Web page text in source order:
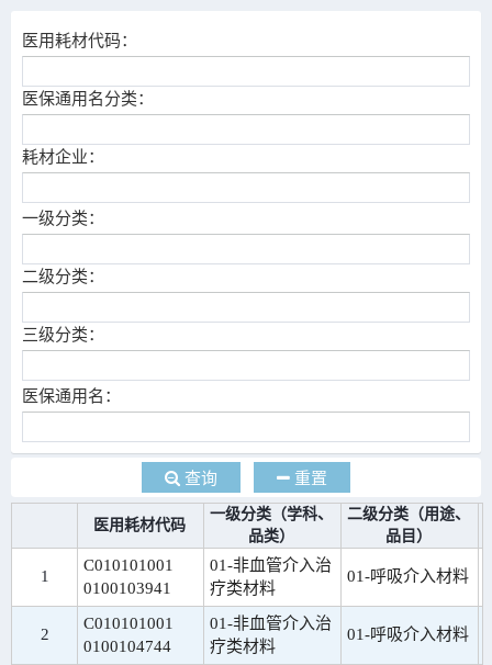
医用耗材代码：
医保通用名分类：
耗材企业：
一级分类：
二级分类：
三级分类：
医保通用名：
查询 重置
医用耗材代码
一级分类（学科、
品类）
二级分类（用途、
品目）
1
C010101001
0100103941
01-非血管介入治
疗类材料
01-呼吸介入材料
2
C010101001
0100104744
01-非血管介入治
疗类材料
01-呼吸介入材料